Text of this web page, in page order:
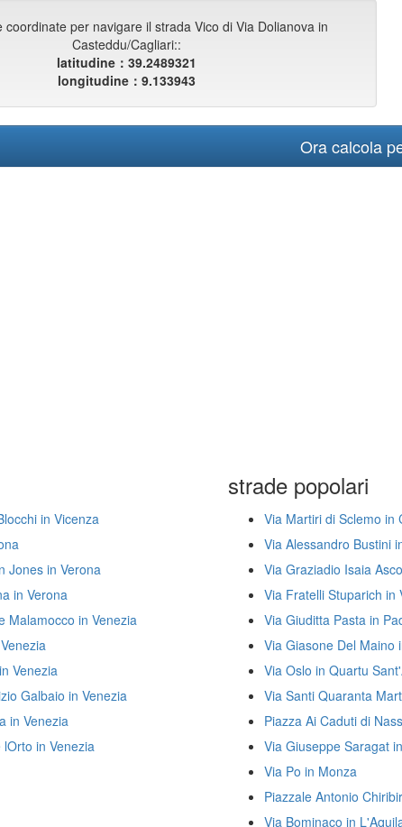
coordinate per navigare il strada Vico di Via Dolianova in
Casteddu/Cagliari::
latitudine：39.2489321
longitudine：9.133943
Ora calcola
in Vicenza
Jones in Verona
in Verona
Malamocco in Venezia
Venezia
Galbaio in Venezia
in Venezia
in Venezia
strade popolari
Via Martiri di Sclemo in
Via Alessandro Bustini
Via Graziadio Isaia
Via Fratelli Stuparich in
Via Giuditta Pasta in
Via Giasone Del Maino
Via Oslo in Quartu
Via Santi Quaranta
Piazza Ai Caduti di
Via Giuseppe Saragat
Via Po in Monza
Piazzale Antonio
Via Bominaco in